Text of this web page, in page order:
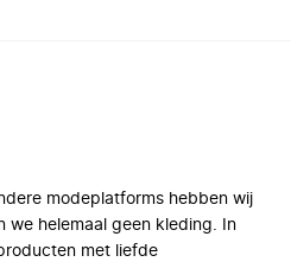
modeplatforms hebben wij
we helemaal geen kleding. In
met liefde